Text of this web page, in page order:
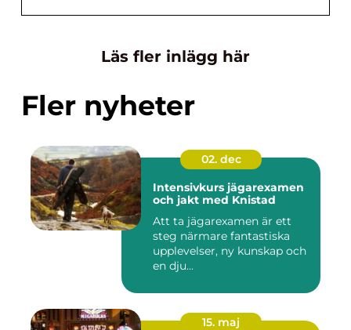
Läs fler inlägg här
Fler nyheter
02. dec
Intensivkurs jägarexamen
och jakt med Knistad
Att ta jägarexamen är ett
steg närmare fantastiska
upplevelser, ny kunskap och
en dju...
15. maj